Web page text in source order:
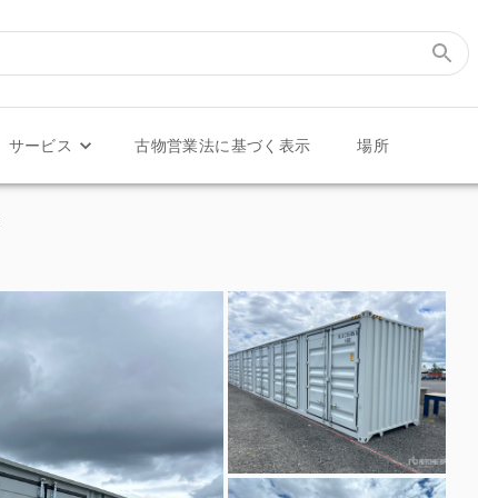
サービス 古物営業法に基づく表示 場所